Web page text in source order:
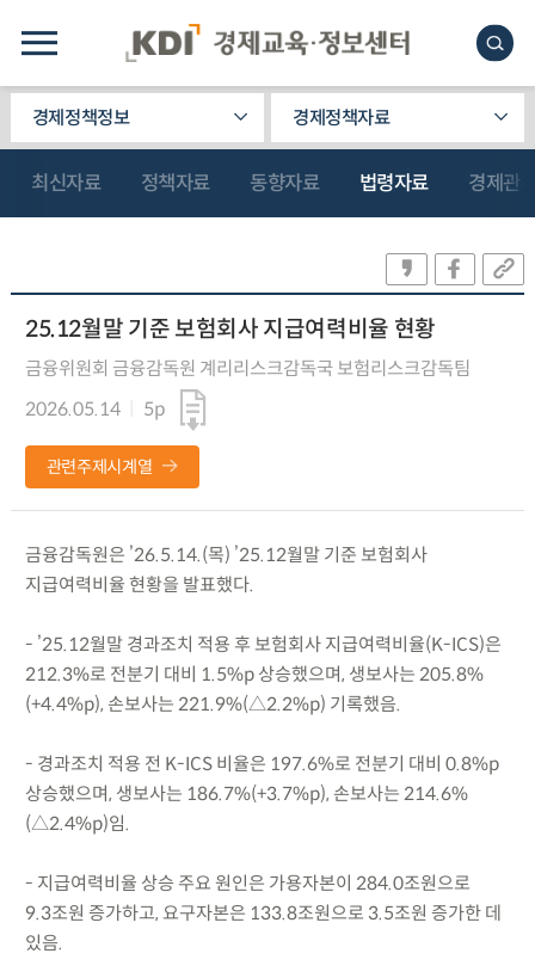
경제정책정보 경제정책자료
최신자료 정책자료 동향자료 법령자료 경제관
25.12월말 기준 보험회사 지급여력비율 현황
금융위원회 금융감독원 계리리스크감독국 보험리스크감독팀
2026.05.14
5p
관련주제시계열
금융감독원은 ’26.5.14.(목) ’25.12월말 기준 보험회사
지급여력비율 현황을 발표했다.
- ’25.12월말 경과조치 적용 후 보험회사 지급여력비율(K-ICS)은
212.3%로 전분기 대비 1.5%p 상승했으며, 생보사는 205.8%
(+4.4%p), 손보사는 221.9%(△2.2%p) 기록했음.
- 경과조치 적용 전 K-ICS 비율은 197.6%로 전분기 대비 0.8%p
상승했으며, 생보사는 186.7%(+3.7%p), 손보사는 214.6%
(△2.4%p)임.
- 지급여력비율 상승 주요 원인은 가용자본이 284.0조원으로
9.3조원 증가하고, 요구자본은 133.8조원으로 3.5조원 증가한 데
있음.